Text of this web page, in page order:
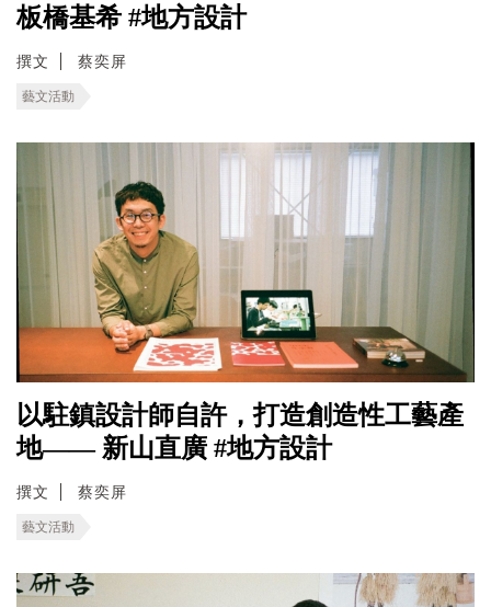
板橋基希 #地方設計
撰文 蔡奕屏
藝文活動
以駐鎮設計師自許，打造創造性工藝產
地—— 新山直廣 #地方設計
撰文 蔡奕屏
藝文活動